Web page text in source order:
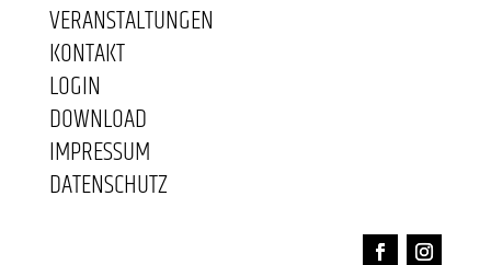
VERANSTALTUNGEN
KONTAKT
LOGIN
DOWNLOAD
IMPRESSUM
DATENSCHUTZ